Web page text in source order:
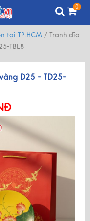
0
tại TP.HCM / Tranh dĩa
TBL8
D25 - TD25-